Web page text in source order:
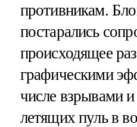
противникам.
постарались
происходящее
графическими
числе взрывами
летящих пуль в